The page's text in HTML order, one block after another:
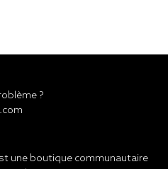
?
une boutique communautaire